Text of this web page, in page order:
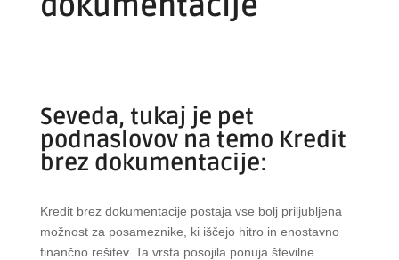
Seveda, tukaj je pet
podnaslovov na temo Kredit
brez dokumentacije:
Kredit brez dokumentacije postaja vse bolj priljubljena
možnost za posameznike, ki iščejo hitro in enostavno
finančno rešitev. Ta vrsta posojila ponuja številne